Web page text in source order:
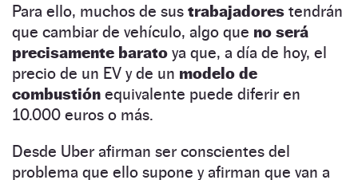
Para ello, muchos de sus trabajadores tendrán
que cambiar de vehículo, algo que no será
precisamente barato ya que, a día de hoy, el
precio de un EV y de un modelo de
combustión equivalente puede diferir en
10.000 euros o más.
Desde Uber afirman ser conscientes del
problema que ello supone y afirman que van a